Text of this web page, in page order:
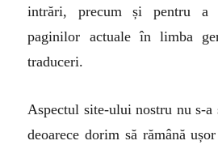
intrări, precum și pentru a
paginilor actuale în limba
traduceri.
Aspectul site-ului nostru nu s-a
deoarece dorim să rămână